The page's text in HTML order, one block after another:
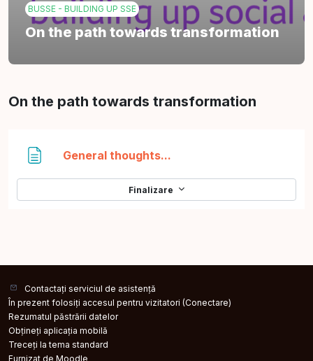
BUSSE - BUILDING UP SSE
On the path towards transformation
Contur secțiune
On the path towards transformation
General thoughts...
Finalizare
Contactați serviciul de asistență
În prezent folosiți accesul pentru vizitatori (Conectare)
Rezumatul păstrării datelor
Obțineți aplicația mobilă
Treceți la tema standard
Furnizat de Moodle